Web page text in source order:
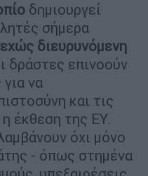
δημιουργεί
σήμερα
διευρυνόμενη
δράστες επινοούν
να
και τις
έκθεση της EY.
όχι μόνο
- όπως στημένα